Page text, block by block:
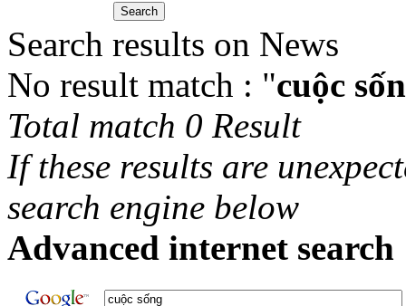
Search results on News
No result match : "cuộc
Total match 0 Result
If these results are
search engine below
Advanced internet search